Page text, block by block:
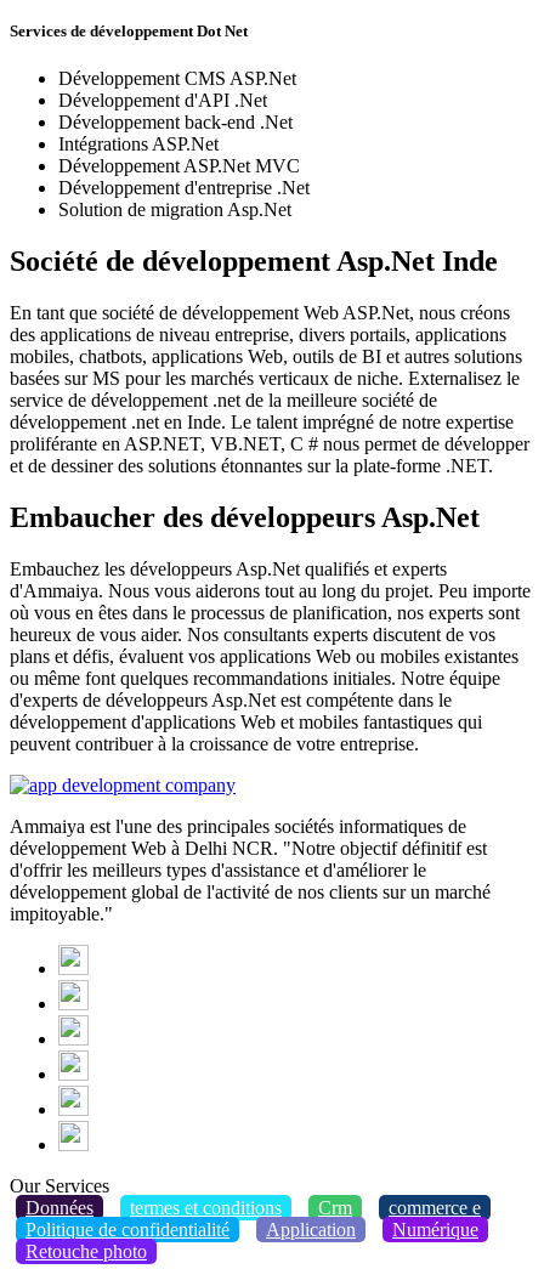
Services de développement Dot Net
Développement CMS ASP.Net
Développement d'API .Net
Développement back-end .Net
Intégrations ASP.Net
Développement ASP.Net MVC
Développement d'entreprise .Net
Solution de migration Asp.Net
Société de développement Asp.Net Inde
En tant que société de développement Web ASP.Net, nous créons
des applications de niveau entreprise, divers portails, applications
mobiles, chatbots, applications Web, outils de BI et autres solutions
basées sur MS pour les marchés verticaux de niche. Externalisez le
service de développement .net de la meilleure société de
développement .net en Inde. Le talent imprégné de notre expertise
proliférante en ASP.NET, VB.NET, C # nous permet de développer
et de dessiner des solutions étonnantes sur la plate-forme .NET.
Embaucher des développeurs Asp.Net
Embauchez les développeurs Asp.Net qualifiés et experts
d'Ammaiya. Nous vous aiderons tout au long du projet. Peu importe
où vous en êtes dans le processus de planification, nos experts sont
heureux de vous aider. Nos consultants experts discutent de vos
plans et défis, évaluent vos applications Web ou mobiles existantes
ou même font quelques recommandations initiales. Notre équipe
d'experts de développeurs Asp.Net est compétente dans le
développement d'applications Web et mobiles fantastiques qui
peuvent contribuer à la croissance de votre entreprise.
Ammaiya est l'une des principales sociétés informatiques de
développement Web à Delhi NCR. "Notre objectif définitif est
d'offrir les meilleurs types d'assistance et d'améliorer le
développement global de l'activité de nos clients sur un marché
impitoyable."
Our Services
Données
termes et conditions Crm
commerce e
Politique de confidentialité
Application
Numérique
Retouche photo